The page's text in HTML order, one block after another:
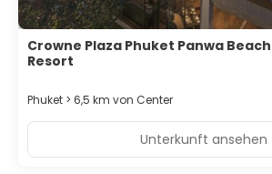
Crowne Plaza Phuket Panwa Beach
Resort
Phuket > 6,5 km von Center
Unterkunft ansehen